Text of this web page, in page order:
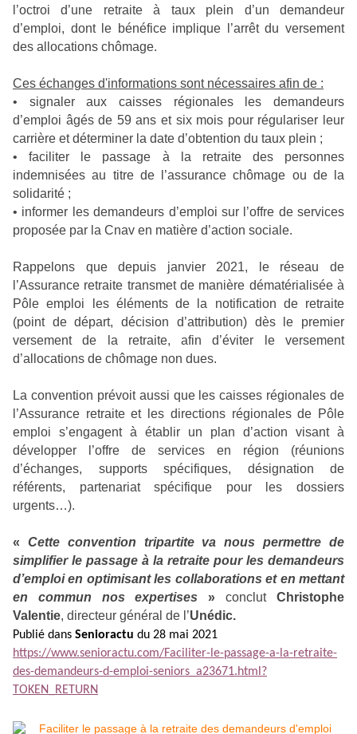
l’octroi d’une retraite à taux plein d’un demandeur
d’emploi, dont le bénéfice implique l’arrêt du versement
des allocations chômage.
Ces échanges d'informations sont nécessaires afin de :
• signaler aux caisses régionales les demandeurs
d’emploi âgés de 59 ans et six mois pour régulariser leur
carrière et déterminer la date d’obtention du taux plein ;
• faciliter le passage à la retraite des personnes
indemnisées au titre de l’assurance chômage ou de la
solidarité ;
• informer les demandeurs d’emploi sur l’offre de services
proposée par la Cnav en matière d’action sociale.
Rappelons que depuis janvier 2021, le réseau de
l’Assurance retraite transmet de manière dématérialisée à
Pôle emploi les éléments de la notification de retraite
(point de départ, décision d’attribution) dès le premier
versement de la retraite, afin d’éviter le versement
d’allocations de chômage non dues.
La convention prévoit aussi que les caisses régionales de
l’Assurance retraite et les directions régionales de Pôle
emploi s’engagent à établir un plan d’action visant à
développer l’offre de services en région (réunions
d’échanges, supports spécifiques, désignation de
référents, partenariat spécifique pour les dossiers
urgents…).
« Cette convention tripartite va nous permettre de
simplifier le passage à la retraite pour les demandeurs
d’emploi en optimisant les collaborations et en mettant
en commun nos expertises » conclutChristophe
Valentie, directeur général de l’Unédic.
Publié dans Senioractu du 28 mai 2021
https://www.senioractu.com/Faciliter-le-passage-a-la-retraite-
des-demandeurs-d-emploi-seniors_a23671.html?
TOKEN_RETURN